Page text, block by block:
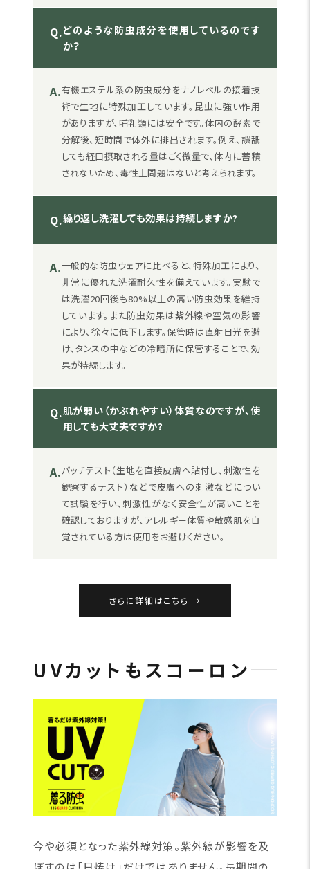
Q.どのような防虫成分を使用しているのです
か？
A.有機エステル系の防虫成分をナノレベルの接着技
術で生地に特殊加工しています。昆虫に強い作用
がありますが、哺乳類には安全です。体内の酵素で
分解後、短時間で体外に排出されます。例え、誤舐
しても経口摂取される量はごく微量で、体内に蓄積
されないため、毒性上問題はないと考えられます。
Q.繰り返し洗濯しても効果は持続しますか?
A.一般的な防虫ウェアに比べると、特殊加工により、
非常に優れた洗濯耐久性を備えています。実験で
は洗濯20回後も80%以上の高い防虫効果を維持
しています。また防虫効果は紫外線や空気の影響
により、徐々に低下します。保管時は直射日光を避
け、タンスの中などの冷暗所に保管することで、効
果が持続します。
Q.肌が弱い（かぶれやすい）体質なのですが、使
用しても大丈夫ですか?
A.パッチテスト（生地を直接皮膚へ貼付し、刺激性を
観察するテスト）などで皮膚への刺激などについ
て試験を行い、刺激性がなく安全性が高いことを
確認しておりますが、アレルギー体質や敏感肌を自
覚されている方は使用をお避けください。
さらに詳細はこちら
UVカットもスコーロン
今や必須となった紫外線対策。紫外線が影響を及